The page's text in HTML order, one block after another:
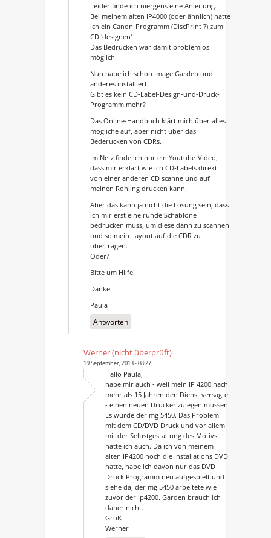
Leider finde ich niergens eine Anleitung.
Bei meinem alten IP4000 (oder ähnlich) hatte
ich ein Canon-Programm (DiscPrint ?) zum
CD 'designen'
Das Bedrucken war damit problemlos
möglich.
Nun habe ich schon Image Garden und
anderes installiert.
Gibt es kein CD-Label-Design-und-Druck-
Programm mehr?
Das Online-Handbuch klärt mich über alles
mögliche auf, aber nicht über das
Bederucken von CDRs.
Im Netz finde ich nur ein Youtube-Video,
dass mir erklärt wie ich CD-Labels direkt
von einer anderen CD scanne und auf
meinen Rohling drucken kann.
Aber das kann ja nicht die Lösung sein, dass
ich mir erst eine runde Schablone
bedrucken muss, um diese dann zu scannen
und so mein Layout auf die CDR zu
übertragen.
Oder?
Bitte um Hilfe!
Danke
Paula
Antworten
Werner (nicht überprüft)
19 September, 2013 - 08:27
Hallo Paula,
habe mir auch - weil mein IP 4200 nach
mehr als 15 Jahren den Dienst versagte
- einen neuen Drucker zulegen müssen.
Es wurde der mg 5450. Das Problem
mit dem CD/DVD Druck und vor allem
mit der Selbstgestaltung des Motivs
hatte ich auch. Da ich von meinem
alten IP4200 noch die Installations DVD
hatte, habe ich davon nur das DVD
Druck Programm neu aufgespielt und
siehe da, der mg 5450 arbeitete wie
zuvor der ip4200. Garden brauch ich
daher nicht.
Gruß
Werner